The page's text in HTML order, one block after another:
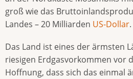
groß wie das
Landes – 20 Milliarden US-Dollar.
Das Land ist eines der ärmsten
riesigen Erdgasvorkommen vor
Hoffnung, dass sich das einmal